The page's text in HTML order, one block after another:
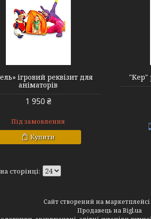
ігровий реквізит для
аніматорів
1 950 ₴
Під замовлення
Купити
"Кер"
Сайт створений на маркетплейсі
Продавець на Bigl.ua